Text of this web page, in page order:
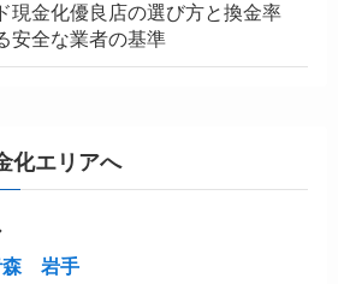
現金化優良店の選び方と換金率
安全な業者の基準
化エリアへ
岩手